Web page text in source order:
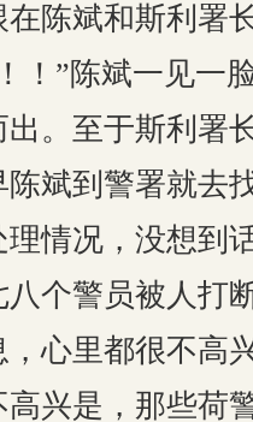
在陈斌和斯利署
！”陈斌一见一
。至于斯利署
陈斌到警署就去
理情况，没想到
八个警员被人打
心里都很不高兴
高兴是，那些荷